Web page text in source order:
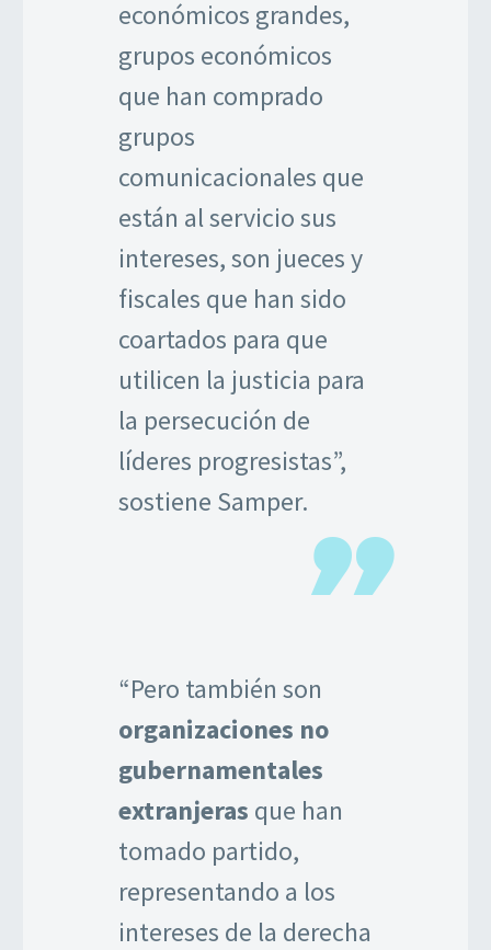
económicos grandes,
grupos económicos
que han comprado
grupos
comunicacionales que
están al servicio sus
intereses, son jueces y
fiscales que han sido
coartados para que
utilicen la justicia para
la persecución de
líderes progresistas”,
sostiene Samper.
“Pero también son
organizaciones no
gubernamentales
extranjeras que han
tomado partido,
representando a los
intereses de la derecha